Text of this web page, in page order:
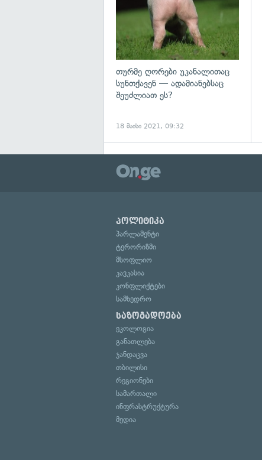
თურმე ღორები უკანალითაც
სუნთქავენ — ადამიანებსაც
შეუძლიათ ეს?
18 მაისი 2021, 09:32
პოლიტიკა
პარლამენტი
ტერორიზმი
მსოფლიო
კავკასია
კონფლიქტები
სამხედრო
საზოგადოება
ეკოლოგია
განათლება
ჯანდაცვა
თბილისი
რეგიონები
სამართალი
ინფრასტრუქტურა
მედია